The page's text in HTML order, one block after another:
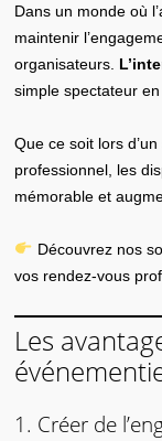
Dans un monde où
maintenir
organisateurs.
simple spectateur en
Que ce soit lors
professionnel, les
mémorable et
Découvrez nos
vos rendez-vous
Les
1. Créer de